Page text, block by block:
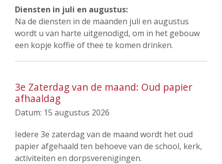
Diensten in juli en augustus:
Na de diensten in de maanden juli en augustus
wordt u van harte uitgenodigd, om in het gebouw
een kopje koffie of thee te komen drinken.
3e Zaterdag van de maand: Oud papier
afhaaldag
Datum: 15 augustus 2026
Iedere 3e zaterdag van de maand wordt het oud
papier afgehaald ten behoeve van de school, kerk,
activiteiten en dorpsverenigingen.